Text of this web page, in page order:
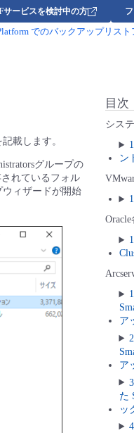
サービスを検討中の方
でのバックアップリスト
載します。
グループの
れているフォル
ウィザードが開始
目次
シス
ン
ア
ア
た
ッ